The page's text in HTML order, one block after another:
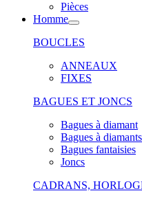
Pièces
Homme
BOUCLES
ANNEAUX
FIXES
BAGUES ET JONCS
Bagues à diamant
Bagues à
Bagues fantaisies
Joncs
CADRANS,